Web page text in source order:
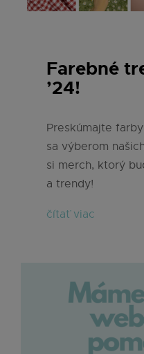
Farebné
’24!
Preskúmajte
sa výberom
si merch, ktorý
a trendy!
čítať viac